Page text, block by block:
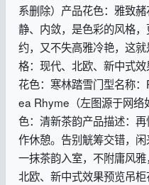
系删除）产品花色：雅致
静、内敛，是色彩的风格
约，又不失高雅冷艳，这
格：现代、北欧、新中式
花色：寒林踏雪门型名称
ea Rhyme（左图源于网络
色：清新茶韵产品描述：
作休憩。告别觥筹交错，闲
一抹茶韵入室，不附庸风雅
北欧、新中式效果预览吊